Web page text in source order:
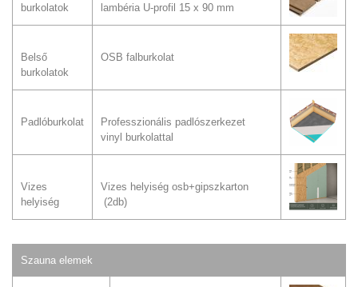
burkolatok
lambéria U-profil 15 x 90 mm
Belső
burkolatok
OSB falburkolat
Padlóburkolat
Professzionális padlószerkezet
vinyl burkolattal
Vizes
helyiség
Vizes helyiség osb+gipszkarton
(2db)
Szauna elemek